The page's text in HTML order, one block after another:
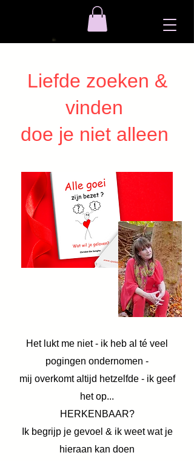
Liefde zoeken &
vinden
doe je niet alleen
Het lukt me niet - ik heb al té veel
pogingen ondernomen -
mij overkomt altijd hetzelfde - ik geef
het op...
HERKENBAAR?
Ik begrijp je gevoel & ik weet wat je
hieraan kan doen